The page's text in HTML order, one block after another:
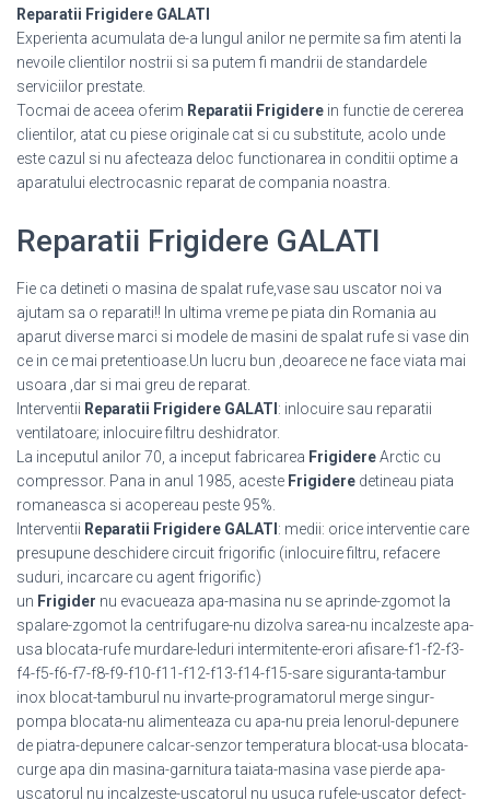
Reparatii Frigidere GALATI
Experienta acumulata de-a lungul anilor ne permite sa fim atenti la
nevoile clientilor nostrii si sa putem fi mandrii de standardele
serviciilor prestate.
Tocmai de aceea oferim Reparatii Frigidere in functie de cererea
clientilor, atat cu piese originale cat si cu substitute, acolo unde
este cazul si nu afecteaza deloc functionarea in conditii optime a
aparatului electrocasnic reparat de compania noastra.
Reparatii Frigidere GALATI
Fie ca detineti o masina de spalat rufe,vase sau uscator noi va
ajutam sa o reparati!! In ultima vreme pe piata din Romania au
aparut diverse marci si modele de masini de spalat rufe si vase din
ce in ce mai pretentioase.Un lucru bun ,deoarece ne face viata mai
usoara ,dar si mai greu de reparat.
Interventii Reparatii Frigidere GALATI : inlocuire sau reparatii
ventilatoare; inlocuire filtru deshidrator.
La inceputul anilor 70, a inceput fabricarea FrigidereArctic cu
compressor. Pana in anul 1985, aceste Frigidere detineau piata
romaneasca si acopereau peste 95%.
Interventii Reparatii Frigidere GALATI : medii: orice interventie care
presupune deschidere circuit frigorific (inlocuire filtru, refacere
suduri, incarcare cu agent frigorific)
un Frigider nu evacueaza apa-masina nu se aprinde-zgomot la
spalare-zgomot la centrifugare-nu dizolva sarea-nu incalzeste apa-
usa blocata-rufe murdare-leduri intermitente-erori afisare-f1-f2-f3-
f4-f5-f6-f7-f8-f9-f10-f11-f12-f13-f14-f15-sare siguranta-tambur
inox blocat-tamburul nu invarte-programatorul merge singur-
pompa blocata-nu alimenteaza cu apa-nu preia lenorul-depunere
de piatra-depunere calcar-senzor temperatura blocat-usa blocata-
curge apa din masina-garnitura taiata-masina vase pierde apa-
uscatorul nu incalzeste-uscatorul nu usuca rufele-uscator defect-